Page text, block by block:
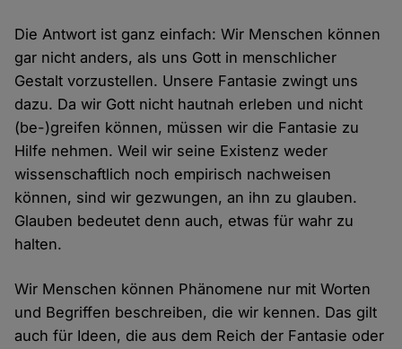
Die Antwort ist ganz einfach: Wir Menschen können
gar nicht anders, als uns Gott in menschlicher
Gestalt vorzustellen. Unsere Fantasie zwingt uns
dazu. Da wir Gott nicht hautnah erleben und nicht
(be-)greifen können, müssen wir die Fantasie zu
Hilfe nehmen. Weil wir seine Existenz weder
wissenschaftlich noch empirisch nachweisen
können, sind wir gezwungen, an ihn zu glauben.
Glauben bedeutet denn auch, etwas für wahr zu
halten.
Wir Menschen können Phänomene nur mit Worten
und Begriffen beschreiben, die wir kennen. Das gilt
auch für Ideen, die aus dem Reich der Fantasie oder